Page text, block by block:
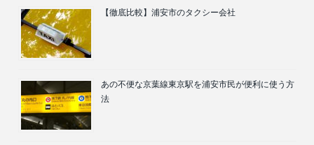
【徹底比較】浦安市のタクシー会社
あの不便な京葉線東京駅を浦安市民が便利に使う方
法